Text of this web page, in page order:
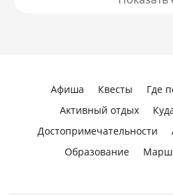
Афиша Квесты Где
Активный отдых
Достопримечательности
Образование